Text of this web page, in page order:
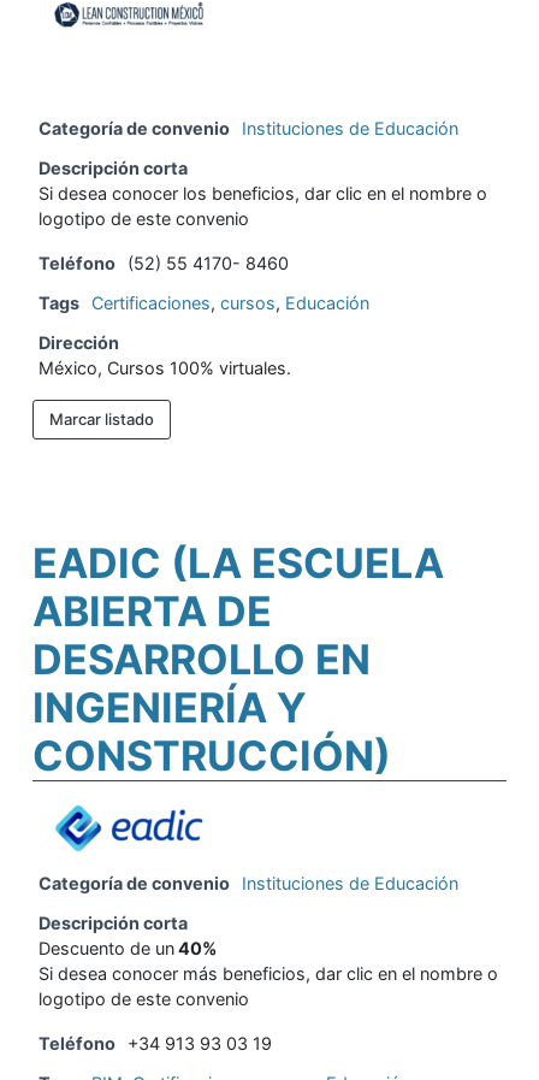
Categoría de convenio
Instituciones de Educación
Descripción corta
Si desea conocer los beneficios, dar clic en el nombre o
logotipo de este convenio
Teléfono
(52) 55 4170- 8460
Tags Certificaciones, cursos, Educación
Dirección
México, Cursos 100% virtuales.
Marcar listado
EADIC (LA ESCUELA
ABIERTA DE
DESARROLLO EN
INGENIERÍA Y
CONSTRUCCIÓN)
Categoría de convenio
Instituciones de Educación
Descripción corta
Descuento de un40%
Si desea conocer más beneficios, dar clic en el nombre o
logotipo de este convenio
Teléfono
+34 913 93 03 19